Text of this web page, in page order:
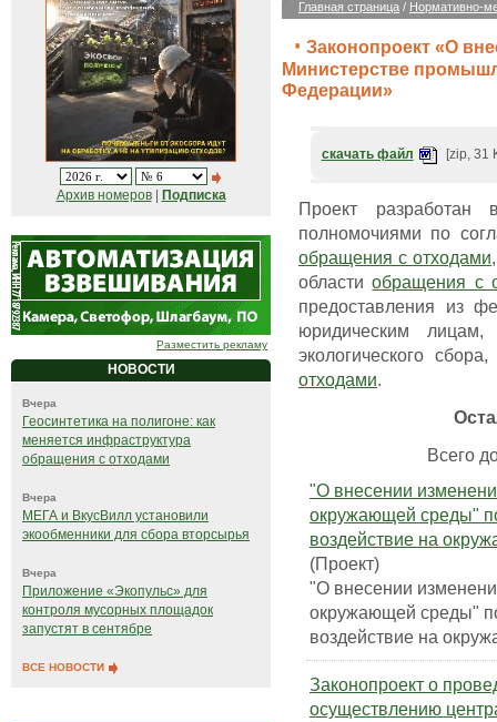
Архив номеров| Подписка
Разместить рекламу
НОВОСТИ
Вчера
Геосинтетика на полигоне: как
меняется инфраструктура
обращения с отходами
Вчера
МЕГА и ВкусВилл установили
экообменники для сбора вторсырья
Вчера
Приложение «Экопульс» для
контроля мусорных площадок
запустят в сентябре
ВСЕ НОВОСТИ
Главная страница / Нормативно-
Законопроект «О
Министерстве
Федерации»
скачать файл [zip, 31
Проект разработан
полномочиями по
обращения с отходами
областиобращения с
предоставления из
юридическим
экологического
отходами.
Всего
"О внесении
окружающей среды"
воздействие на
(Проект)
"О внесении
окружающей среды"
воздействие на
Законопроект о
осуществлению